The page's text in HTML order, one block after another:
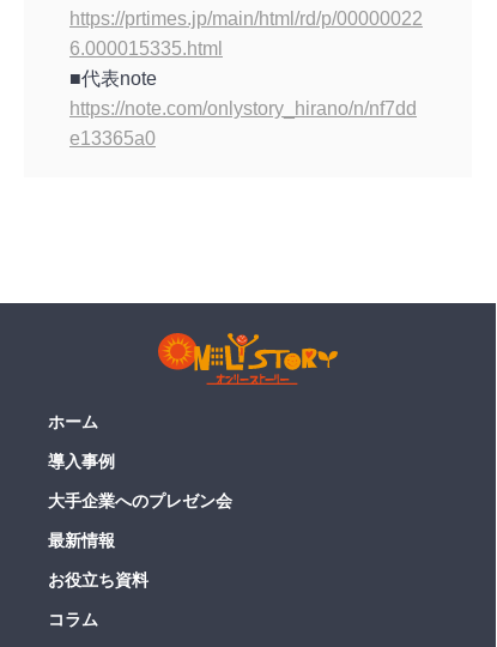
https://prtimes.jp/main/html/rd/p/00000022
6.000015335.html
■代表note
https://note.com/onlystory_hirano/n/nf7dd
e13365a0
ホーム
導入事例
大手企業へのプレゼン会
最新情報
お役立ち資料
コラム